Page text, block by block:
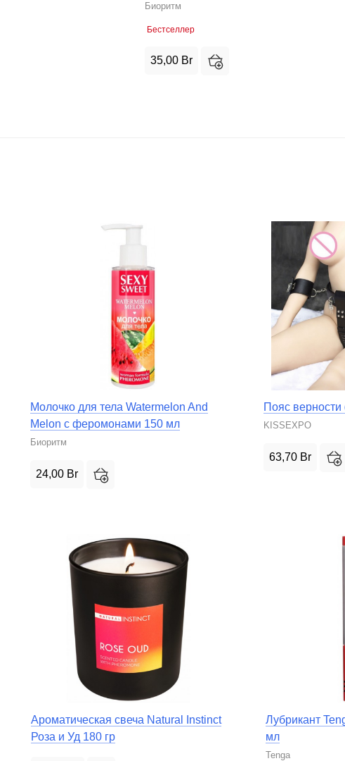
Биоритм
Бестселлер
35,00 Br
Молочко для тела Watermelon And
Melon с феромонами 150 мл
Биоритм
24,00 Br
Пояс верности
KISSEXPO
63,70 Br
Ароматическая свеча Natural Instinct
Роза и Уд 180 гр
Лубрикант
мл
Tenga